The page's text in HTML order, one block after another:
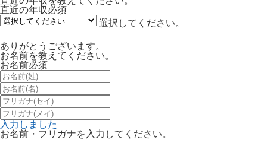
直近の年収必須
選択してください。
ありがとうございます。
お名前を教えてください。
お名前必須
入力しました
お名前・フリガナを入力してください。